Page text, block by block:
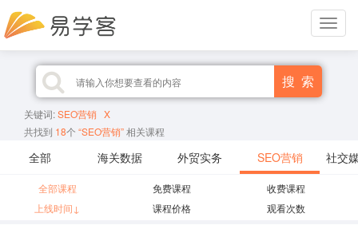
Toggle
搜 索
关键词:SEO营销 X
共找到 18个 “SEO营销”相关课程
全部 海关数据 外贸实务 SEO营销 社交
全部课程 免费课程
收费课程
上线时间↓
课程价格 观看次数